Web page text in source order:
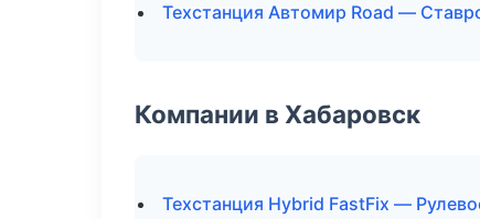
Техстанция Автомир Road —
Компании в Хабаровск
Техстанция Hybrid FastFix —